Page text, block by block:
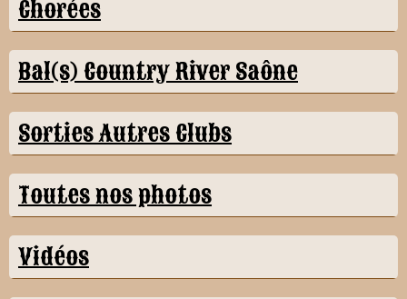
Chorées
Bal(s) Country River Saône
Sorties Autres Clubs
Toutes nos photos
Vidéos